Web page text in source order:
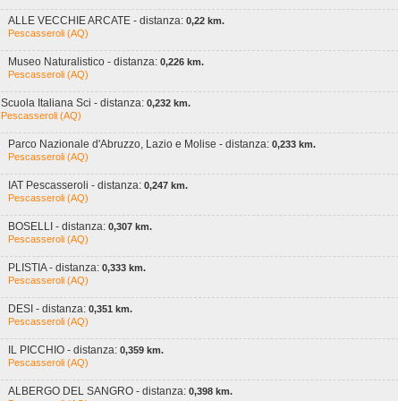
ALLE VECCHIE ARCATE - distanza: 0,22 km.
Pescasseroli (AQ)
Museo Naturalistico - distanza: 0,226 km.
Pescasseroli (AQ)
Scuola Italiana Sci - distanza: 0,232 km.
Pescasseroli (AQ)
Parco Nazionale d'Abruzzo, Lazio e Molise - distanza: 0,233 km.
Pescasseroli (AQ)
IAT Pescasseroli - distanza: 0,247 km.
Pescasseroli (AQ)
BOSELLI - distanza: 0,307 km.
Pescasseroli (AQ)
PLISTIA - distanza: 0,333 km.
Pescasseroli (AQ)
DESI - distanza: 0,351 km.
Pescasseroli (AQ)
IL PICCHIO - distanza: 0,359 km.
Pescasseroli (AQ)
ALBERGO DEL SANGRO - distanza: 0,398 km.